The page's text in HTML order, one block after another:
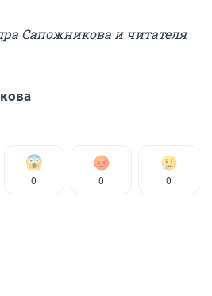
Сапожникова и читателя
0 0 0